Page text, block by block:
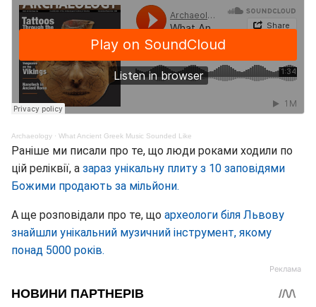
Archaeology · What Ancient Greek Music Sounded Like
Раніше ми писали про те, що люди роками ходили по
цій реліквії, а зараз унікальну плиту з 10 заповідями
Божими продають за мільйони.
А ще розповідали про те, що археологи біля Львову
знайшли унікальний музичний інструмент, якому
понад 5000 років.